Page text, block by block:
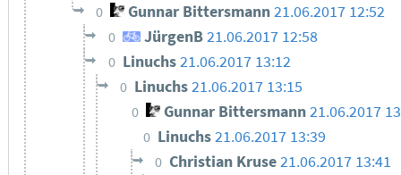
0 Gunnar Bittersmann21.06.2017 12:52
0 JürgenB 21.06.2017 12:58
0 Linuchs21.06.2017 13:12
0 Linuchs21.06.2017 13:15
0 Gunnar Bittersmann21.06.2017
0 Linuchs21.06.2017 13:39
0 Christian Kruse21.06.2017 13:41